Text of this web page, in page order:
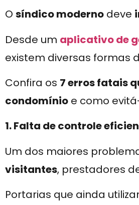
O síndico moderno deve
Desde um aplicativo de
existem diversas formas
Confira os 7 erros fatais
condomínio e como
1. Falta de controle
Um dos maiores
visitantes, prestadores
Portarias que ainda